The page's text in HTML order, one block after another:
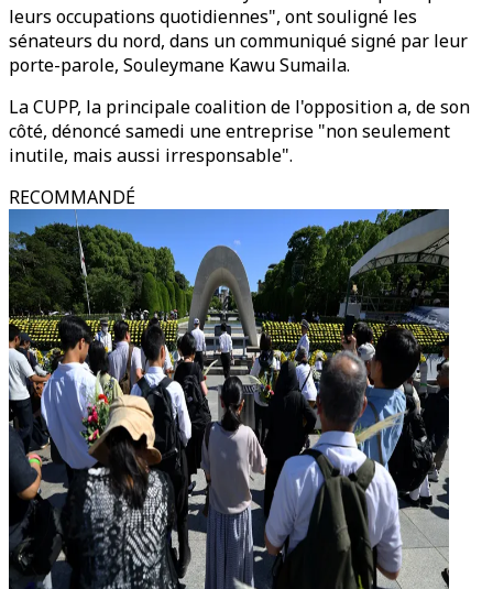
leurs occupations quotidiennes", ont souligné les
sénateurs du nord, dans un communiqué signé par leur
porte-parole, Souleymane Kawu Sumaila.
La CUPP, la principale coalition de l'opposition a, de son
côté, dénoncé samedi une entreprise "non seulement
inutile, mais aussi irresponsable".
RECOMMANDÉ